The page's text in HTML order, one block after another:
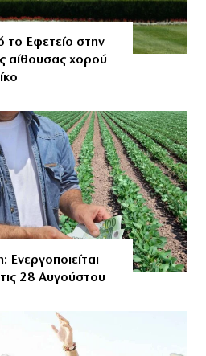
το Εφετείο στην
αίθουσας χορού
Ενεργοποιείται
28 Αυγούστου